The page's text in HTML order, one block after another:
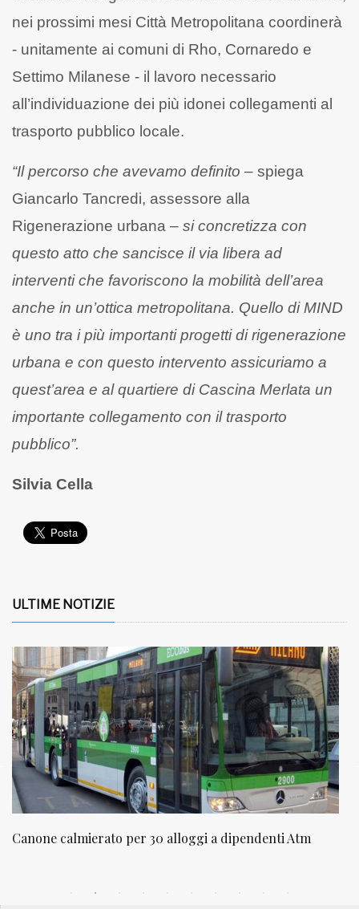
nei prossimi mesi Città Metropolitana coordinerà
- unitamente ai comuni di Rho, Cornaredo e
Settimo Milanese - il lavoro necessario
all’individuazione dei più idonei collegamenti al
trasporto pubblico locale.
“Il percorso che avevamo definito – spiega
Giancarlo Tancredi, assessore alla
Rigenerazione urbana – si concretizza con
questo atto che sancisce il via libera ad
interventi che favoriscono la mobilità dell’area
anche in un’ottica metropolitana. Quello di MIND
è uno tra i più importanti progetti di rigenerazione
urbana e con questo intervento assicuriamo a
quest’area e al quartiere di Cascina Merlata un
importante collegamento con il trasporto
pubblico”.
Silvia Cella
ULTIME NOTIZIE
a dipendenti Atm NATUROPATIA IN BREVE 20/01